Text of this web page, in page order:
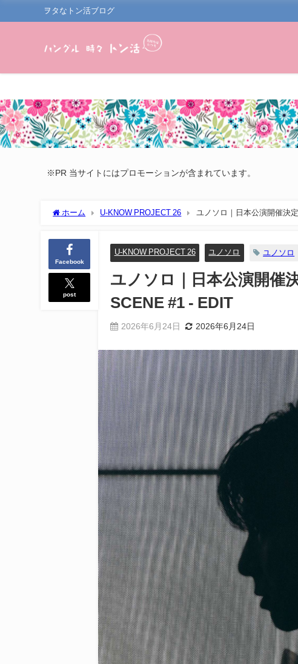
ヲタなトン活ブログ
※PR 当サイトにはプロモーションが含まれています。
ホーム U-KNOW PROJECT 26 ユノソロ｜日本公演開催決
Facebook
post
U-KNOW PROJECT 26 ユノソロ ユノソロ
ユノソロ｜日本公演開催
SCENE #1 - EDIT
2026年6月24日 2026年6月24日